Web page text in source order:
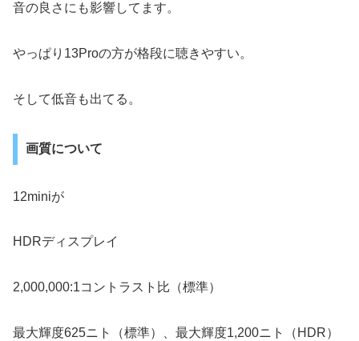
音の良さにも影響してます。
やっぱり13Proの方が格段に聴きやすい。
そして低音も出てる。
画質について
12miniが
HDRディスプレイ
2,000,000:1コントラスト比（標準）
最大輝度625ニト（標準）、最大輝度1,200ニト（HDR）